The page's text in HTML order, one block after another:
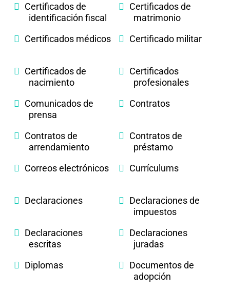
Certificados de
identificación fiscal
Certificados de
matrimonio
Certificados médicos
Certificado militar
Certificados de
nacimiento
Certificados
profesionales
Comunicados de
prensa
Contratos
Contratos de
arrendamiento
Contratos de
préstamo
Correos electrónicos
Currículums
Declaraciones
Declaraciones de
impuestos
Declaraciones
escritas
Declaraciones
juradas
Diplomas
Documentos de
adopción